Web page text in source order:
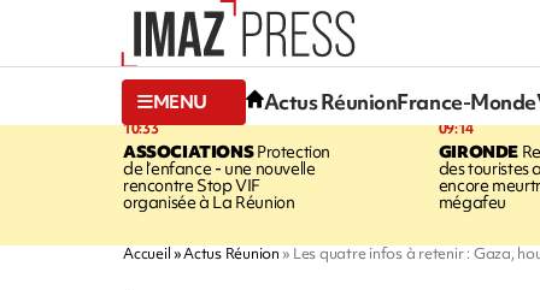
MENU Actus RéunionFrance-Monde
10:33
ASSOCIATIONSProtection
de l’enfance - une nouvelle
rencontre Stop VIF
organisée à La Réunion
09:14
GIRONDE
des touristes
encore
mégafeu
Accueil Actus Réunion Les quatre infos à retenir : Gaza,